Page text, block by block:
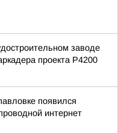
заводе
проекта Р4200
появился
интернет